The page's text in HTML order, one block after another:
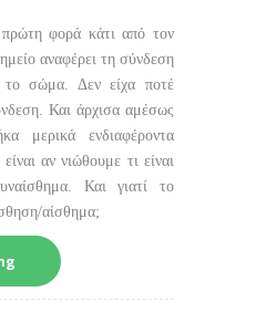
φορά κάτι από τον
αναφέρει τη σύνδεση
το σώμα. Δεν είχα ποτέ
Και άρχισα αμέσως
μερικά ενδιαφέροντα
αν νιώθουμε τι είναι
Και γιατί το
αίσθημα;